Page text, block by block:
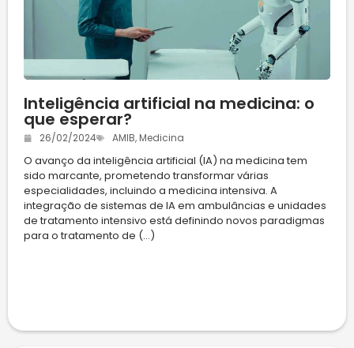
Inteligência artificial na medicina: o
que esperar?
26/02/2024 AMIB, Medicina
O avanço da inteligência artificial (IA) na medicina tem
sido marcante, prometendo transformar várias
especialidades, incluindo a medicina intensiva. A
integração de sistemas de IA em ambulâncias e unidades
de tratamento intensivo está definindo novos paradigmas
para o tratamento de (...)